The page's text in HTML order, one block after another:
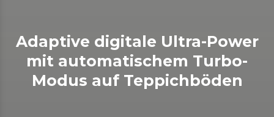
Adaptive digitale Ultra-Power
mit automatischem Turbo-
Modus auf Teppichböden